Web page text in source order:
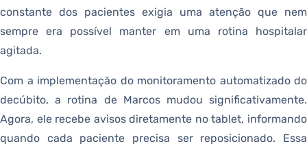
constante dos pacientes exigia uma atenção que nem
sempre era possível manter em uma rotina hospitalar
agitada.
Com a implementação do monitoramento automatizado do
decúbito, a rotina de Marcos mudou significativamente.
Agora, ele recebe avisos diretamente no tablet, informando
quando cada paciente precisa ser reposicionado. Essa